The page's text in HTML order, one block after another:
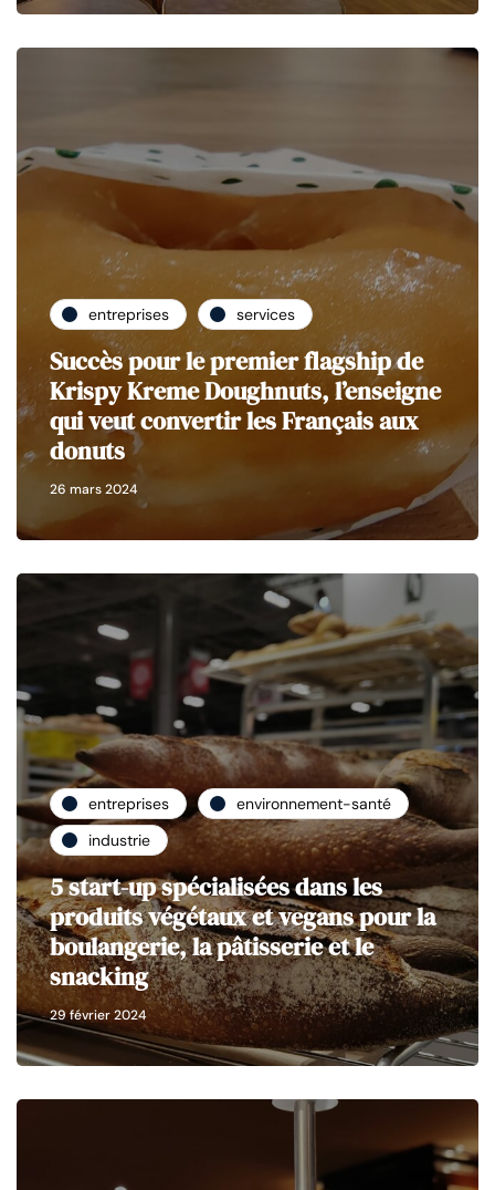
entreprises services
Succès pour le premier flagship de
Krispy Kreme Doughnuts, l’enseigne
qui veut convertir les Français aux
donuts
26 mars 2024
entreprises
environnement-santé
industrie
5 start-up spécialisées dans les
produits végétaux et vegans pour la
boulangerie, la pâtisserie et le
snacking
29 février 2024